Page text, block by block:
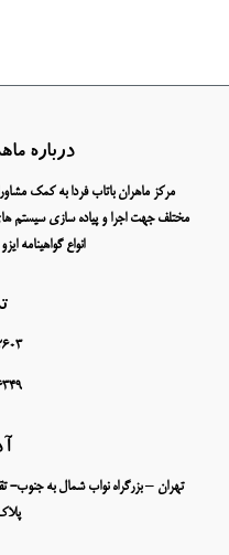
درباره
مرکز ماهران باتاب فردا به کمک
مختلف جهت اجرا و پیاده سازی سیستم
انواع گواهینامه
تهران – بزرگراه نواب شمال به جنوب-
پلاک16-